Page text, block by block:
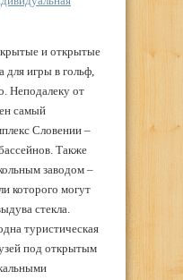
и открытые
для игры в гольф,
Неподалеку от
самый
Словении –
Также
заводом –
которого могут
стекла.
туристическая
под открытым